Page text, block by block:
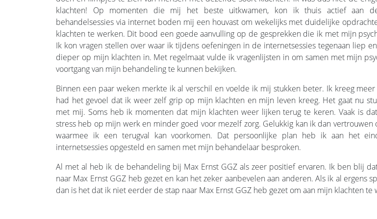
klachten! Op momenten die mij het beste uitkwamen, kon ik thuis actief aan
behandelsessies via internet boden mij een houvast om wekelijks met duidelijke
klachten te werken. Dit bood een goede aanvulling op de gesprekken die ik met mijn
Ik kon vragen stellen over waar ik tijdens oefeningen in de internetsessies tegenaan liep
dieper op mijn klachten in. Met regelmaat vulde ik vragenlijsten in om samen met mijn
voortgang van mijn behandeling te kunnen bekijken.
Binnen een paar weken merkte ik al verschil en voelde ik mij stukken beter. Ik kreeg
had het gevoel dat ik weer zelf grip op mijn klachten en mijn leven kreeg. Het gaat nu
met mij. Soms heb ik momenten dat mijn klachten weer lijken terug te keren. Vaak is
stress heb op mijn werk en minder goed voor mezelf zorg. Gelukkig kan ik dan vertrouwen
waarmee ik een terugval kan voorkomen. Dat persoonlijke plan heb ik aan het
internetsessies opgesteld en samen met mijn behandelaar besproken.
Al met al heb ik de behandeling bij Max Ernst GGZ als zeer positief ervaren. Ik ben blij
naar Max Ernst GGZ heb gezet en kan het zeker aanbevelen aan anderen. Als ik al ergens
dan is het dat ik niet eerder de stap naar Max Ernst GGZ heb gezet om aan mijn klachten te